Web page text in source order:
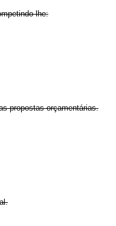
lhe:
propostas orçamentárias.